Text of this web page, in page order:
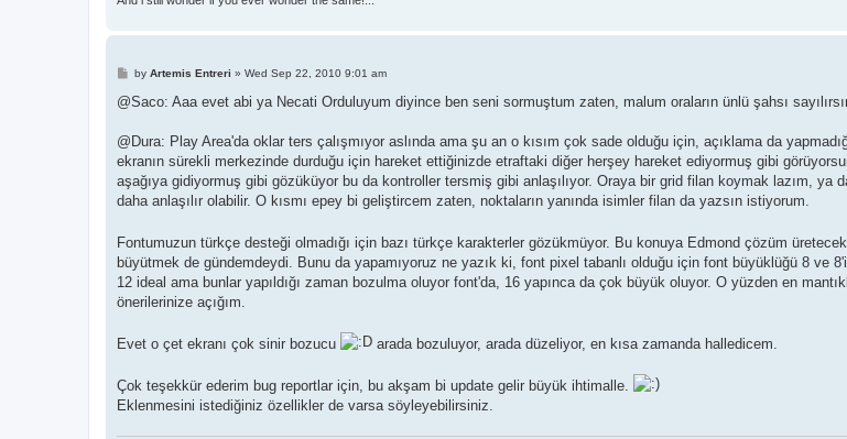
P
s
by Artemis Entreri » Wed Sep 22, 2010 9:01 am
@Saco: Aaa evet abi ya Necati Orduluyum diyince ben seni sormuştum zaten, malum oraların ünlü şahsı
@Dura: Play Area'da oklar ters çalışmıyor aslında ama şu an o kısım çok sade olduğu için, açıklama da
ekranın sürekli merkezinde durduğu için hareket ettiğinizde etraftaki diğer herşey hareket ediyormuş gibi
aşağıya gidiyormuş gibi gözüküyor bu da kontroller tersmiş gibi anlaşılıyor. Oraya bir grid filan koymak lazım, ya
daha anlaşılır olabilir. O kısmı epey bi geliştircem zaten, noktaların yanında isimler filan da yazsın istiyorum.
Fontumuzun türkçe desteği olmadığı için bazı türkçe karakterler gözükmüyor. Bu konuya Edmond çözüm
büyütmek de gündemdeydi. Bunu da yapamıyoruz ne yazık ki, font pixel tabanlı olduğu için font büyüklüğü 8 ve
12 ideal ama bunlar yapıldığı zaman bozulma oluyor font'da, 16 yapınca da çok büyük oluyor. O yüzden en
önerilerinize açığım.
Evet o çet ekranı çok sinir bozucu arada bozuluyor, arada düzeliyor, en kısa zamanda halledicem.
Çok teşekkür ederim bug reportlar için, bu akşam bi update gelir büyük ihtimalle.
Eklenmesini istediğiniz özellikler de varsa söyleyebilirsiniz.